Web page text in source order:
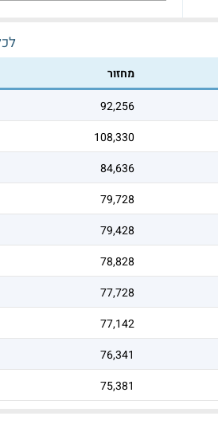
מחזור
92,256
108,330
84,636
79,728
79,428
78,828
77,728
77,142
76,341
75,381